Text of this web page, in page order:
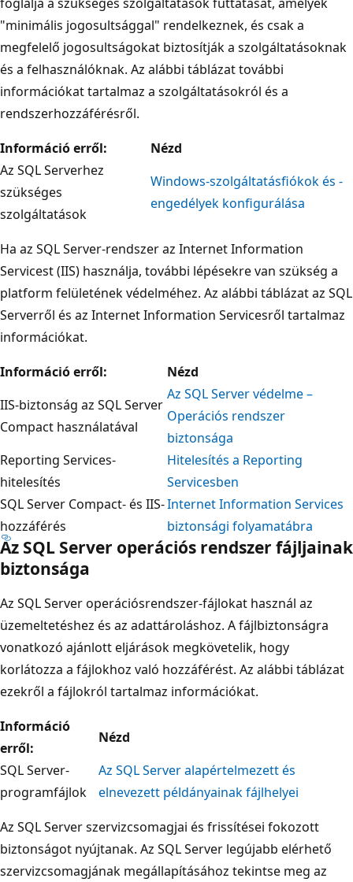
"minimális jogosultsággal" rendelkeznek, és csak a
megfelelő jogosultságokat biztosítják a szolgáltatásoknak
és a felhasználóknak. Az alábbi táblázat további
információkat tartalmaz a szolgáltatásokról és a
rendszerhozzáférésről.
Információ erről:
Nézd
Az SQL Serverhez
szükséges
szolgáltatások
Windows-szolgáltatásfiókok és -
engedélyek konfigurálása
Ha az SQL Server-rendszer az Internet Information
Servicest (IIS) használja, további lépésekre van szükség a
platform felületének védelméhez. Az alábbi táblázat az SQL
Serverről és az Internet Information Servicesről tartalmaz
információkat.
Információ erről:
Nézd
IIS-biztonság az SQL Server
Compact használatával
Az SQL Server védelme –
Operációs rendszer
biztonsága
Reporting Services-
hitelesítés
Hitelesítés a Reporting
Servicesben
SQL Server Compact- és IIS-
hozzáférés
Internet Information Services
biztonsági folyamatábra
Az SQL Server operációs rendszer fájljainak
biztonsága
Az SQL Server operációsrendszer-fájlokat használ az
üzemeltetéshez és az adattároláshoz. A fájlbiztonságra
vonatkozó ajánlott eljárások megkövetelik, hogy
korlátozza a fájlokhoz való hozzáférést. Az alábbi táblázat
ezekről a fájlokról tartalmaz információkat.
Információ
erről:
Nézd
SQL Server-
programfájlok
Az SQL Server alapértelmezett és
elnevezett példányainak fájlhelyei
Az SQL Server szervizcsomagjai és frissítései fokozott
biztonságot nyújtanak. Az SQL Server legújabb elérhető
szervizcsomagjának megállapításához tekintse meg az